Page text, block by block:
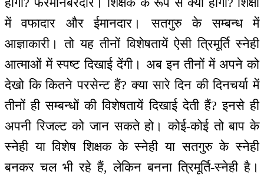
में वफादार और ईमानदार। सतगुरु के सम्बन्ध में
आज्ञाकारी। तो यह तीनों विशेषतायें ऐसी त्रिमूर्ति स्नेही
आत्माओं में स्पष्ट दिखाई देंगी। अब इन तीनों में अपने को
देखो कि कितने परसेन्ट हैं? क्या सारे दिन की दिनचर्या में
तीनों ही सम्बन्धों की विशेषतायें दिखाई देती हैं? इनसे ही
अपनी रिजल्ट को जान सकते हो। कोई-कोई तो बाप के
स्नेही या विशेष शिक्षक के स्नेही या सतगुरु के स्नेही
बनकर चल भी रहे हैं, लेकिन बनना त्रिमूर्ति-स्नेही है।